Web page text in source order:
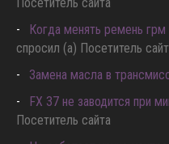
Посетитель сайта
Когда менять ремень
спросил (а) Посетитель
Замена масла в
FX 37 не заводится при
Посетитель сайта